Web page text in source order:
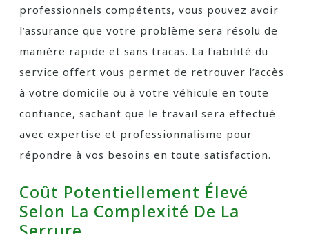
professionnels compétents, vous pouvez avoir
l’assurance que votre problème sera résolu de
manière rapide et sans tracas. La fiabilité du
service offert vous permet de retrouver l’accès
à votre domicile ou à votre véhicule en toute
confiance, sachant que le travail sera effectué
avec expertise et professionnalisme pour
répondre à vos besoins en toute satisfaction.
Coût Potentiellement Élevé
Selon La Complexité De La